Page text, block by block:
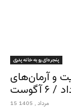
پنجره‌ای رو به خانه پدری
و آرمان‌های
15 مرداد , 1405